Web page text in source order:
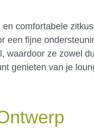
comfortabele
een fijne
waardoor ze zowel
genieten van je